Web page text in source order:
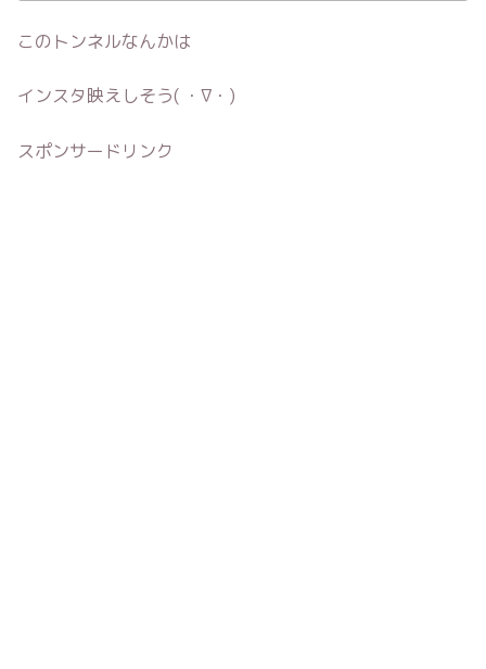
このトンネルなんかは
インスタ映えしそう( ・∇・)
スポンサードリンク